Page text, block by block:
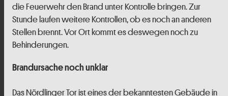
die Feuerwehr den Brand unter Kontrolle bringen. Zur
Stunde laufen weitere Kontrollen, ob es noch an anderen
Stellen brennt. Vor Ort kommt es deswegen noch zu
Behinderungen.
Brandursache noch unklar
Das Nördlinger Tor ist eines der bekanntesten Gebäude in